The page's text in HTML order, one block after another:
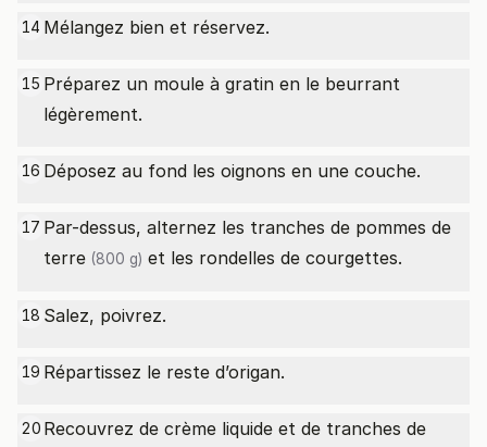
14 Mélangez bien et réservez.
15 Préparez un moule à gratin en le beurrant
légèrement.
16 Déposez au fond les oignons en une couche.
17 Par-dessus, alternez les tranches de pommes de
terre (800 g) et les rondelles de courgettes.
18 Salez, poivrez.
19 Répartissez le reste d’origan.
20 Recouvrez de crème liquide et de tranches de